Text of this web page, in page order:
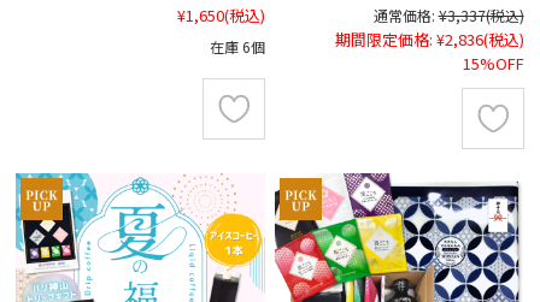
¥1,650(税込)
在庫 6個
通常価格: ¥3,337(税込)
期間限定価格: ¥2,836(税込)
15%OFF